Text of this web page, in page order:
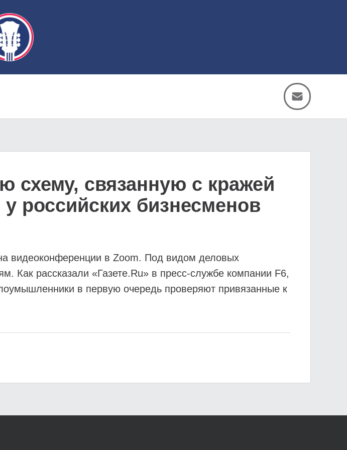
схему, связанную с кражей
российских бизнесменов
видеоконференции в Zoom. Под видом деловых
Как рассказали «Газете.Ru» в пресс-службе компании F6,
в первую очередь проверяют привязанные к